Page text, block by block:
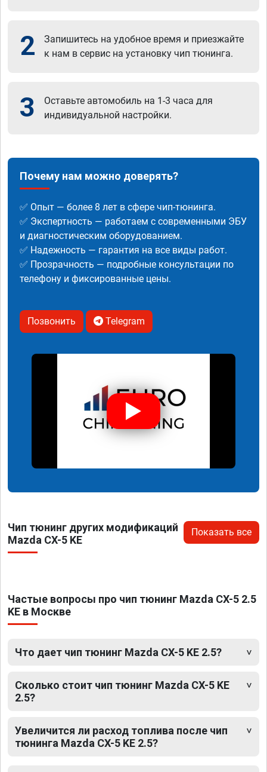
2
Запишитесь на удобное время и приезжайте
к нам в сервис на установку чип тюнинга.
3
Оставьте автомобиль на 1-3 часа для
индивидуальной настройки.
Почему нам можно доверять?
✅ Опыт — более 8 лет в сфере чип-тюнинга.
✅ Экспертность — работаем с современными ЭБУ
и диагностическим оборудованием.
✅ Надежность — гарантия на все виды работ.
✅ Прозрачность — подробные консультации по
телефону и фиксированные цены.
Позвонить Telegram
Чип тюнинг других модификаций
Mazda CX-5 KE
Показать все
Частые вопросы про чип тюнинг Mazda CX-5 2.5
KE в Москве
Что дает чип тюнинг Mazda CX-5 KE 2.5?
Сколько стоит чип тюнинг Mazda CX-5 KE
2.5?
Увеличится ли расход топлива после чип
тюнинга Mazda CX-5 KE 2.5?